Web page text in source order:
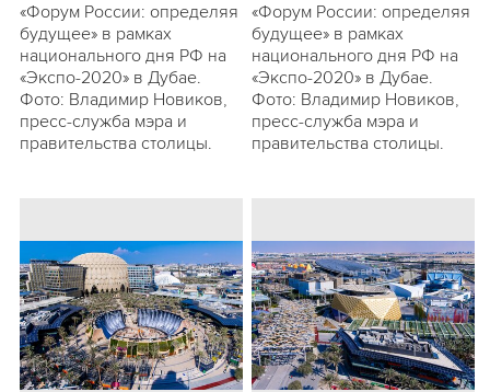
«Форум России: определяя
будущее» в рамках
национального дня РФ на
«Экспо-2020» в Дубае.
Фото: Владимир Новиков,
пресс-служба мэра и
правительства столицы.
«Форум России: определяя
будущее» в рамках
национального дня РФ на
«Экспо-2020» в Дубае.
Фото: Владимир Новиков,
пресс-служба мэра и
правительства столицы.